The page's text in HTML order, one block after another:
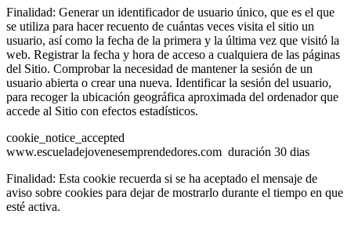
Finalidad: Generar un identificador de usuario único, que es el que
se utiliza para hacer recuento de cuántas veces visita el sitio un
usuario, así como la fecha de la primera y la última vez que visitó la
web. Registrar la fecha y hora de acceso a cualquiera de las páginas
del Sitio. Comprobar la necesidad de mantener la sesión de un
usuario abierta o crear una nueva. Identificar la sesión del usuario,
para recoger la ubicación geográfica aproximada del ordenador que
accede al Sitio con efectos estadísticos.
cookie_notice_accepted
www.escueladejovenesemprendedores.com duración 30 dias
Finalidad: Esta cookie recuerda si se ha aceptado el mensaje de
aviso sobre cookies para dejar de mostrarlo durante el tiempo en que
esté activa.